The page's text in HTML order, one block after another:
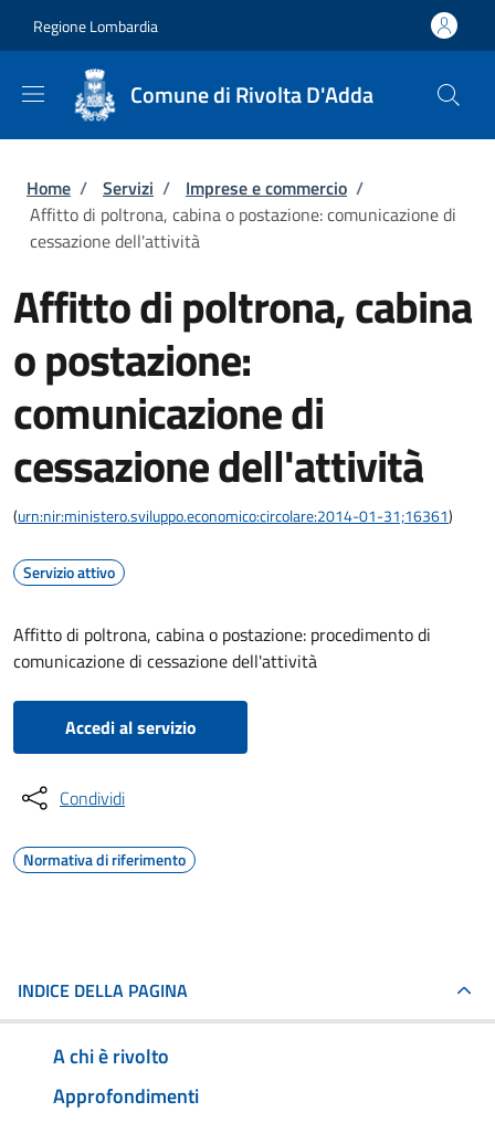
Regione Lombardia
Comune di Rivolta D'Adda
Briciole di pane
Home / Servizi / Imprese e commercio /
Affitto di poltrona, cabina o postazione: comunicazione di
cessazione dell'attività
Affitto di poltrona, cabina
o postazione:
comunicazione di
cessazione dell'attività
(urn:nir:ministero.sviluppo.economico:circolare:2014-01-31;16361)
Servizio attivo
Affitto di poltrona, cabina o postazione: procedimento di
comunicazione di cessazione dell'attività
Accedi al servizio
Condividi
Normativa di riferimento
INDICE DELLA PAGINA
A chi è rivolto
Approfondimenti